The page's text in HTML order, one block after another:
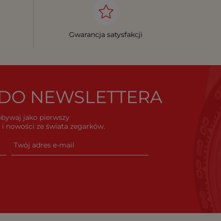
Gwarancja satysfakcji
NEWSLETTERA
jako pierwszy
ze świata zegarków.